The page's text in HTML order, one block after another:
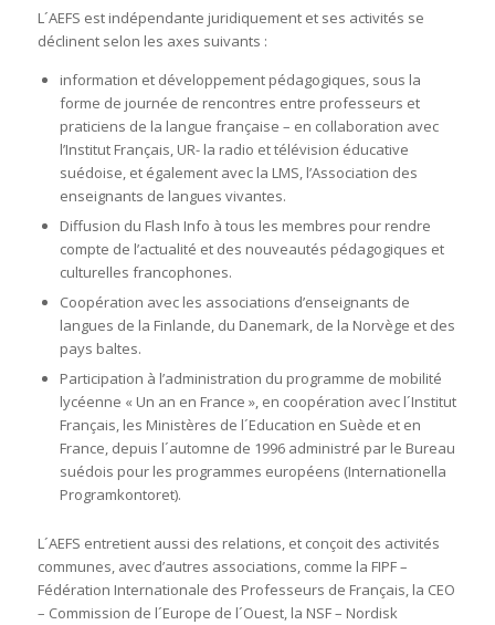
L´AEFS est indépendante juridiquement et ses activités se
déclinent selon les axes suivants :
information et développement pédagogiques, sous la
forme de journée de rencontres entre professeurs et
praticiens de la langue française – en collaboration avec
l’Institut Français, UR- la radio et télévision éducative
suédoise, et également avec la LMS, l’Association des
enseignants de langues vivantes.
Diffusion du Flash Info à tous les membres pour rendre
compte de l’actualité et des nouveautés pédagogiques et
culturelles francophones.
Coopération avec les associations d’enseignants de
langues de la Finlande, du Danemark, de la Norvège et des
pays baltes.
Participation à l’administration du programme de mobilité
lycéenne « Un an en France », en coopération avec l´Institut
Français, les Ministères de l´Education en Suède et en
France, depuis l´automne de 1996 administré par le Bureau
suédois pour les programmes européens (Internationella
Programkontoret).
L´AEFS entretient aussi des relations, et conçoit des activités
communes, avec d’autres associations, comme la FIPF –
Fédération Internationale des Professeurs de Français, la CEO
– Commission de l´Europe de l´Ouest, la NSF – Nordisk